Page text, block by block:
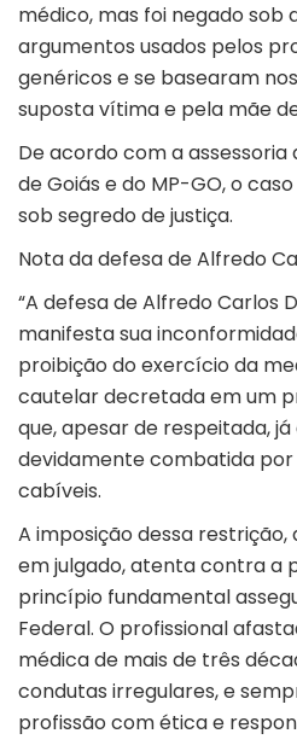
médico, mas foi negado sob
argumentos usados pelos
genéricos e se basearam
suposta vítima e pela mãe
De acordo com a assessoria
de Goiás e do MP-GO, o
sob segredo de justiça.
Nota da defesa de Alfredo
“A defesa de Alfredo Carlos
manifesta sua
proibição do exercício da
cautelar decretada em um
que, apesar de respeitada,
devidamente combatida por
cabíveis.
A imposição dessa
em julgado, atenta contra a
princípio fundamental
Federal. O profissional
médica de mais de três
condutas irregulares, e
profissão com ética e